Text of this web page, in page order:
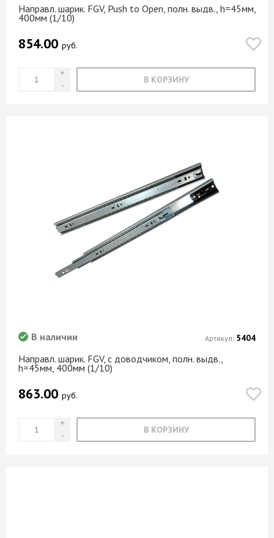
Направл. шарик. FGV, Push to Open, полн. выдв., h=45мм,
400мм (1/10)
854.00 руб.
В КОРЗИНУ
Направл. шарик. FGV, с доводчиком, полн. выдв.,
h=45мм, 400мм (1/10)
В наличии
863.00 руб.
В КОРЗИНУ
Артикул: 5404